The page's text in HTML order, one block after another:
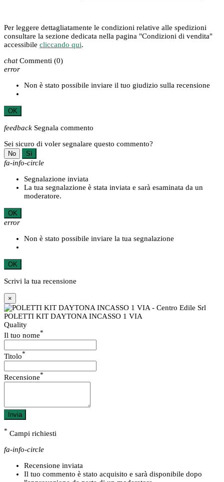
Per leggere dettagliatamente le condizioni relative alle spedizioni
consultare la sezione dedicata nella pagina "Condizioni di vendita"
accessibile cliccando qui.
chat Commenti (0)
error
Non è stato possibile inviare il tuo giudizio sulla recensione
OK
feedback Segnala commento
Sei sicuro di voler segnalare questo commento?
No Sì
fa-info-circle
Segnalazione inviata
La tua segnalazione è stata inviata e sarà esaminata da un
moderatore.
OK
error
Non è stato possibile inviare la tua segnalazione
OK
Scrivi la tua recensione
×
POLETTI KIT DAYTONA INCASSO 1 VIA
Quality
Il tuo nome*
Titolo*
Recensione*
Invia
* Campi richiesti
fa-info-circle
Recensione inviata
Il tuo commento è stato acquisito e sarà disponibile dopo